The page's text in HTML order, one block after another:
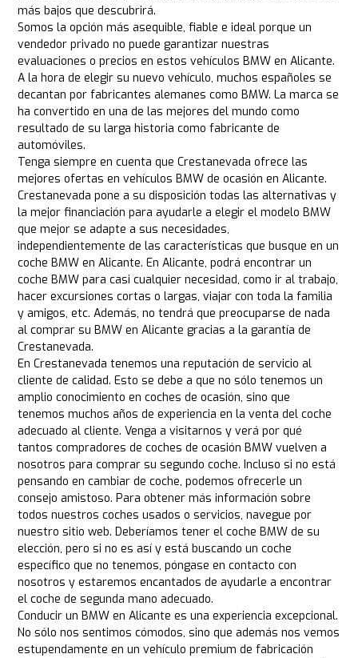
más bajos que descubrirá.
Somos la opción más asequible, fiable e ideal porque un
vendedor privado no puede garantizar nuestras
evaluaciones o precios en estos vehículos BMW en Alicante.
A la hora de elegir su nuevo vehículo, muchos españoles se
decantan por fabricantes alemanes como BMW. La marca se
ha convertido en una de las mejores del mundo como
resultado de su larga historia como fabricante de
automóviles.
Tenga siempre en cuenta que Crestanevada ofrece las
mejores ofertas en vehículos BMW de ocasión en Alicante.
Crestanevada pone a su disposición todas las alternativas y
la mejor financiación para ayudarle a elegir el modelo BMW
que mejor se adapte a sus necesidades,
independientemente de las características que busque en un
coche BMW en Alicante. En Alicante, podrá encontrar un
coche BMW para casi cualquier necesidad, como ir al trabajo,
hacer excursiones cortas o largas, viajar con toda la familia
y amigos, etc. Además, no tendrá que preocuparse de nada
al comprar su BMW en Alicante gracias a la garantía de
Crestanevada.
En Crestanevada tenemos una reputación de servicio al
cliente de calidad. Esto se debe a que no sólo tenemos un
amplio conocimiento en coches de ocasión, sino que
tenemos muchos años de experiencia en la venta del coche
adecuado al cliente. Venga a visitarnos y verá por qué
tantos compradores de coches de ocasión BMW vuelven a
nosotros para comprar su segundo coche. Incluso si no está
pensando en cambiar de coche, podemos ofrecerle un
consejo amistoso. Para obtener más información sobre
todos nuestros coches usados o servicios, navegue por
nuestro sitio web. Deberíamos tener el coche BMW de su
elección, pero si no es así y está buscando un coche
específico que no tenemos, póngase en contacto con
nosotros y estaremos encantados de ayudarle a encontrar
el coche de segunda mano adecuado.
Conducir un BMW en Alicante es una experiencia excepcional.
No sólo nos sentimos cómodos, sino que además nos vemos
estupendamente en un vehículo premium de fabricación